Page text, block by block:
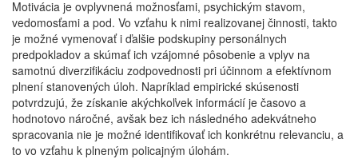
Motivácia je ovplyvnená možnosťami, psychickým stavom,
vedomosťami a pod. Vo vzťahu k nimi realizovanej činnosti, takto
je možné vymenovať i ďalšie podskupiny personálnych
predpokladov a skúmať ich vzájomné pôsobenie a vplyv na
samotnú diverzifikáciu zodpovednosti pri účinnom a efektívnom
plnení stanovených úloh. Napríklad empirické skúsenosti
potvrdzujú, že získanie akýchkoľvek informácií je časovo a
hodnotovo náročné, avšak bez ich následného adekvátneho
spracovania nie je možné identifikovať ich konkrétnu relevanciu, a
to vo vzťahu k plneným policajným úlohám.